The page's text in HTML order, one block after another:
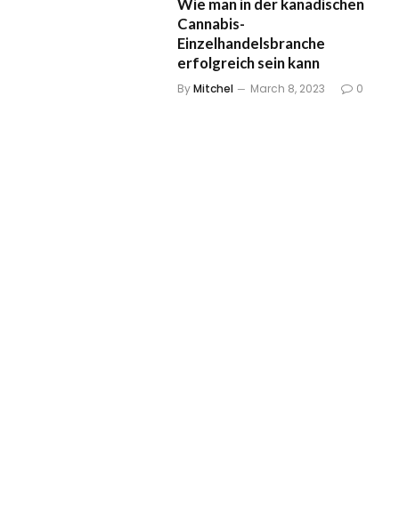
Cannabis-
Einzelhandelsbranche
erfolgreich sein kann
ByMitchel March 8, 2023 0